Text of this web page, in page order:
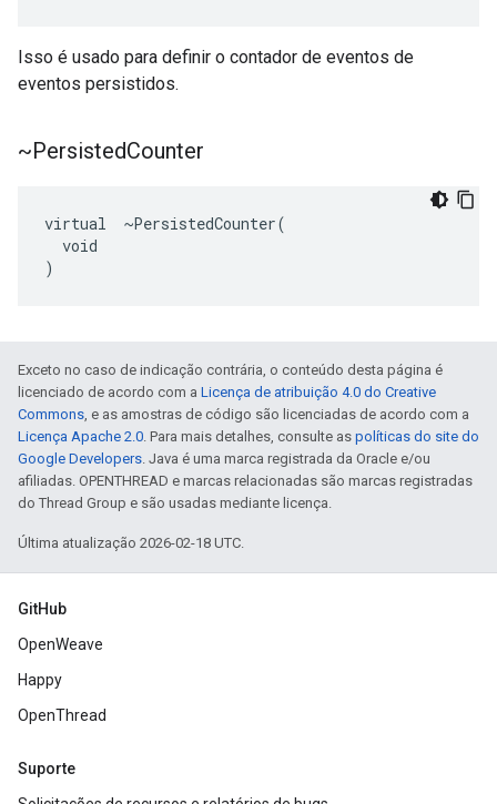
Isso é usado para definir o contador de eventos de
eventos persistidos.
~PersistedCounter
virtual  ~PersistedCounter(
  void
)
Exceto no caso de indicação contrária, o conteúdo desta página é
licenciado de acordo com a Licença de atribuição 4.0 do Creative
Commons, e as amostras de código são licenciadas de acordo com a
Licença Apache 2.0. Para mais detalhes, consulte as políticas do site do
Google Developers. Java é uma marca registrada da Oracle e/ou
afiliadas. OPENTHREAD e marcas relacionadas são marcas registradas
do Thread Group e são usadas mediante licença.
Última atualização 2026-02-18 UTC.
GitHub
OpenWeave
Happy
OpenThread
Suporte